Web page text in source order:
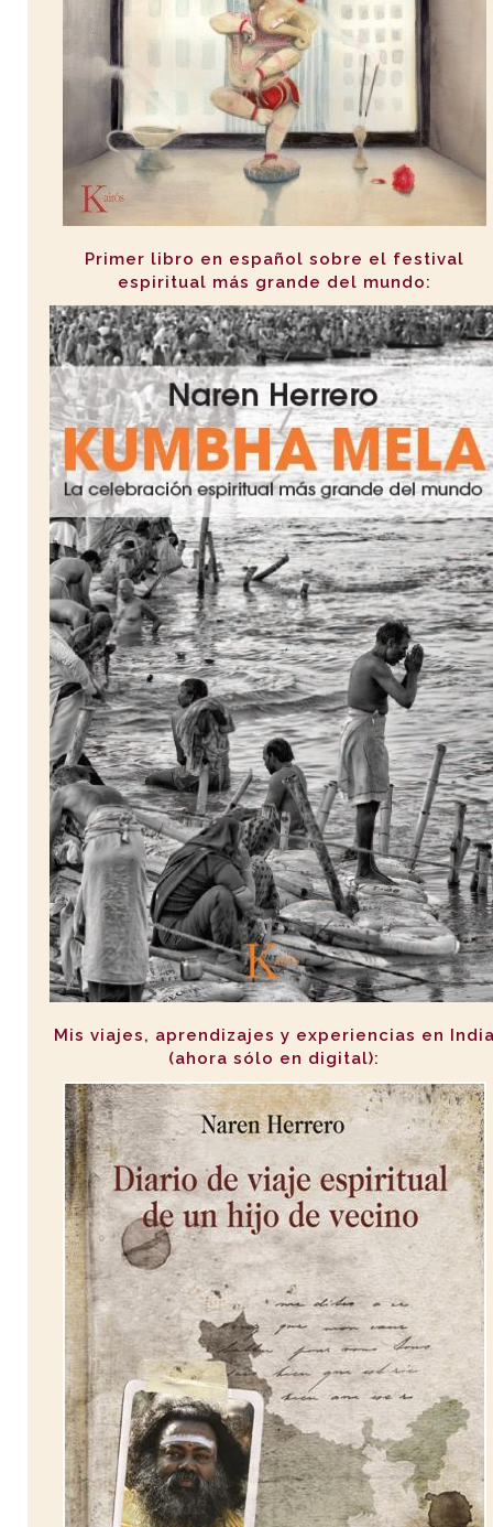
Primer libro en español sobre el festival
espiritual más grande del mundo:
Mis viajes, aprendizajes y experiencias en
(ahora sólo en digital):